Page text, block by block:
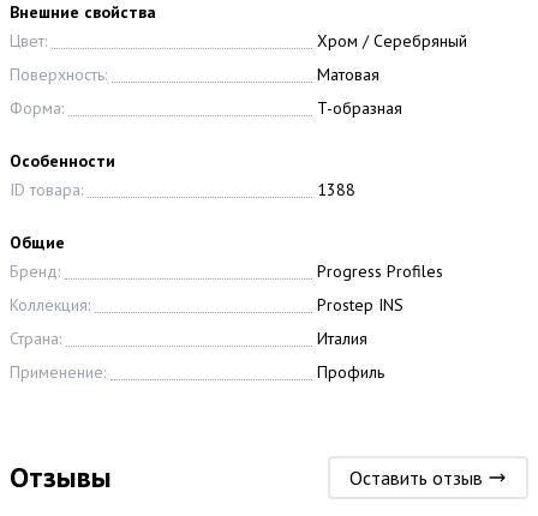
Внешние свойства
Цвет:
Хром / Серебряный
Поверхность:
Матовая
Форма:
T-образная
Особенности
ID товара:
1388
Общие
Бренд:
Progress Profiles
Коллекция:
Prostep INS
Страна:
Италия
Применение:
Профиль
Отзывы Оставить отзыв